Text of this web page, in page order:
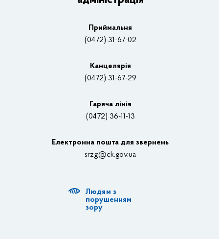
Нагороди
Контакти
Структурні підрозділи ОДА
Діяльність ОДА
Приймальня
(0472) 31-67-02
Канцелярiя
(0472) 31-67-29
Гаряча лінія
(0472) 36-11-13
Електронна пошта для звернень
srzg@ck.gov.ua
Людям з
порушенням
зору